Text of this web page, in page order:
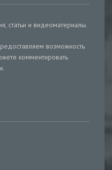
статьи и видеоматериалы.
возможность
комментировать